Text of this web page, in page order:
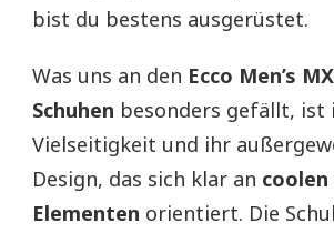
bist du bestens ausgerüstet.
Was uns an den Ecco Men’s
Schuhen besonders gefällt, ist
Vielseitigkeit und ihr
Design, das sich klar an
Elementen orientiert. Die